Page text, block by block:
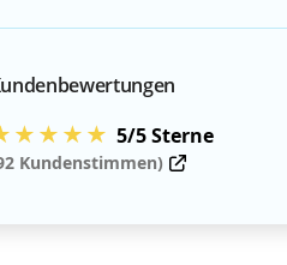
5/5 Sterne
Kundenstimmen)